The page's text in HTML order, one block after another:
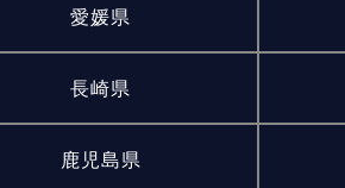
愛媛県
長崎県
鹿児島県